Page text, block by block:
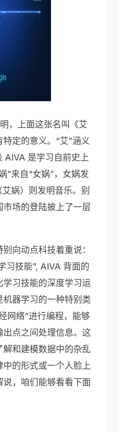
，上面这张名叫《艾
定的意义。“艾”涵义
AIVA 是学习自前史上
”来自“女娲”，女娲发
娲）则发明音乐。别
场的登陆披上了一层
向动点科技着重说：
习技能”, AIVA 背面的
习技能的深度学习运
器学习的一种特别类
网络”进行编程，能够
点之间处理信息。这
和建模数据中的杂乱
的形式或一个人脸上
，咱们能够看看下面